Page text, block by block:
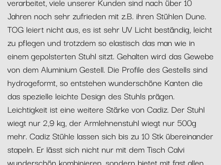
Jahren noch sehr zufrieden mit z.B. ihren Stühlen Dune.
TOG leiert nicht aus, es ist sehr UV Licht beständig, leicht
zu pflegen und trotzdem so elastisch das man wie in
einem gepolsterten Stuhl sitzt. Gehalten wird das Gewebe
von dem Aluminium Gestell. Die Profile des Gestells sind
hydrogeformt, so entstehen wunderschöne Kanten die
das spezielle leichte Design des Stuhls prägen.
Leichtigkeit ist eine weitere Stärke von Cadiz. Der Stuhl
wiegt nur 2,9 kg, der Armlehnenstuhl wiegt nur 500g
mehr. Cadiz Stühle lassen sich bis zu 10 Stk übereinander
stapeln. Er lässt sich nicht nur mit dem Tisch Calvi
wunderschön kombinieren, sondern bietet mit fast allen